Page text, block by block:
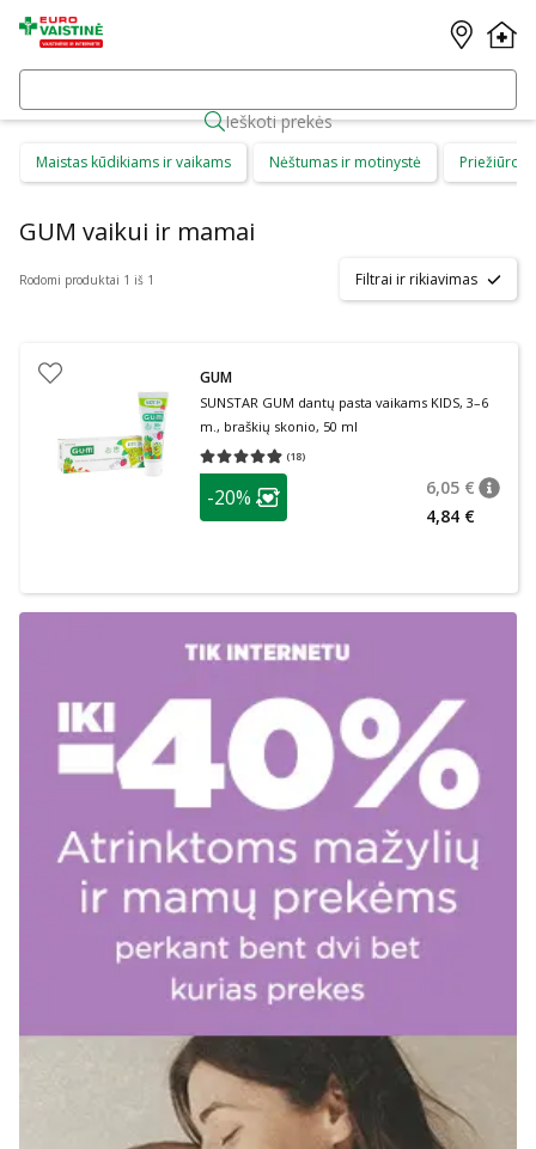
Ieškoti prekės
Maistas kūdikiams ir vaikams Nėštumas ir motinystė Priežiūros
GUM vaikui ir mamai
Rodomi produktai 1 iš 1 Filtrai ir rikiavimas
GUM
SUNSTAR GUM dantų pasta vaikams KIDS, 3–6
m., braškių skonio, 50 ml
(18)
Vidutinis įvertinimas 4.89
patarimas
Lojalumo klubo narių nuolaida
-20% 6,05 €
4,84 €